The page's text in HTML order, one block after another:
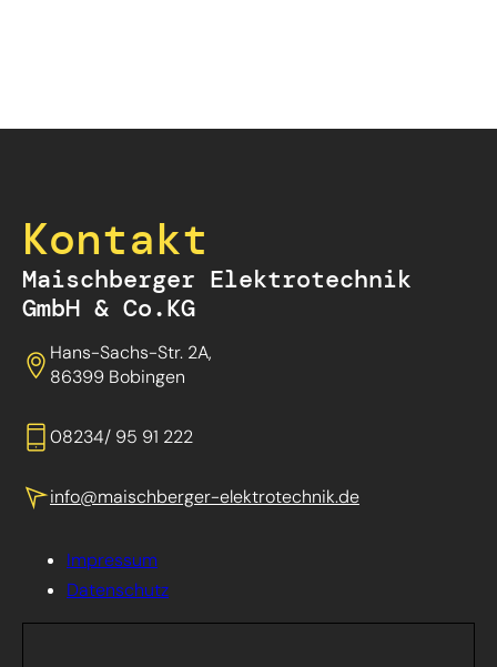
Kontakt
Maischberger Elektrotechnik
GmbH & Co.KG
Hans-Sachs-Str. 2A,
86399 Bobingen
08234/ 95 91 222
info@maischberger-elektrotechnik.de
Impressum
Datenschutz